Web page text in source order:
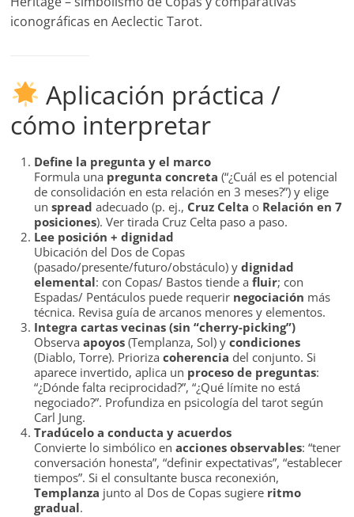
iconográficas en Aeclectic Tarot.
Aplicación práctica /
cómo interpretar
Define la pregunta y el marco
Formula una pregunta concreta (“¿Cuál es el potencial
de consolidación en esta relación en 3 meses?”) y elige
unspread adecuado (p. ej., Cruz Celta o Relación en 7
posiciones). Ver tirada Cruz Celta paso a paso.
Lee posición + dignidad
Ubicación del Dos de Copas
(pasado/presente/futuro/obstáculo) ydignidad
elemental: con Copas/ Bastos tiende afluir; con
Espadas/ Pentáculos puede requerir negociación más
técnica. Revisa guía de arcanos menores y elementos.
Integra cartas vecinas (sin “cherry-picking”)
Observaapoyos (Templanza, Sol) ycondiciones
(Diablo, Torre). Priorizacoherencia del conjunto. Si
aparece invertido, aplica un proceso de preguntas:
“¿Dónde falta reciprocidad?”, “¿Qué límite no está
negociado?”. Profundiza en psicología del tarot según
Carl Jung.
Tradúcelo a conducta y acuerdos
Convierte lo simbólico enacciones observables: “tener
conversación honesta”, “definir expectativas”, “establecer
tiempos”. Si el consultante busca reconexión,
Templanza junto al Dos de Copas sugiere ritmo
gradual.